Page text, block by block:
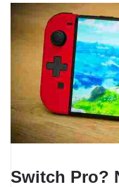
Switch Pro?